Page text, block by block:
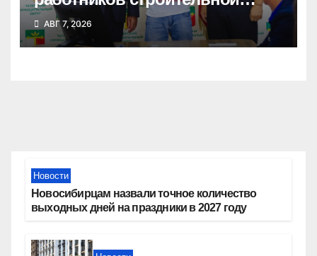
отрасли
АВГ 7, 2026
Новости
Новосибирцам назвали точное количество
выходных дней на праздники в 2027 году